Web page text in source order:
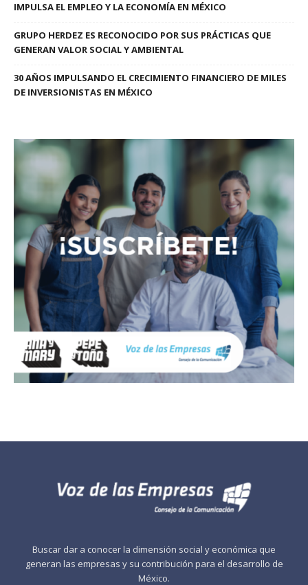
IMPULSA EL EMPLEO Y LA ECONOMÍA EN MÉXICO
GRUPO HERDEZ ES RECONOCIDO POR SUS PRÁCTICAS QUE
GENERAN VALOR SOCIAL Y AMBIENTAL
30 AÑOS IMPULSANDO EL CRECIMIENTO FINANCIERO DE MILES
DE INVERSIONISTAS EN MÉXICO
Buscar dar a conocer la dimensión social y económica que
generan las empresas y su contribución para el desarrollo de
México.